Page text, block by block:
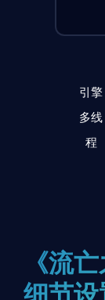
引擎
多线
程
《流